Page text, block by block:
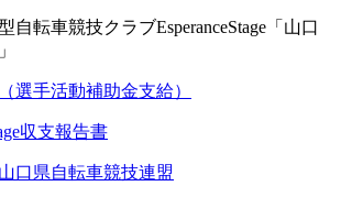
転車競技クラブEsperanceStage「山口
選手活動補助金支給）
収支報告書
口県自転車競技連盟